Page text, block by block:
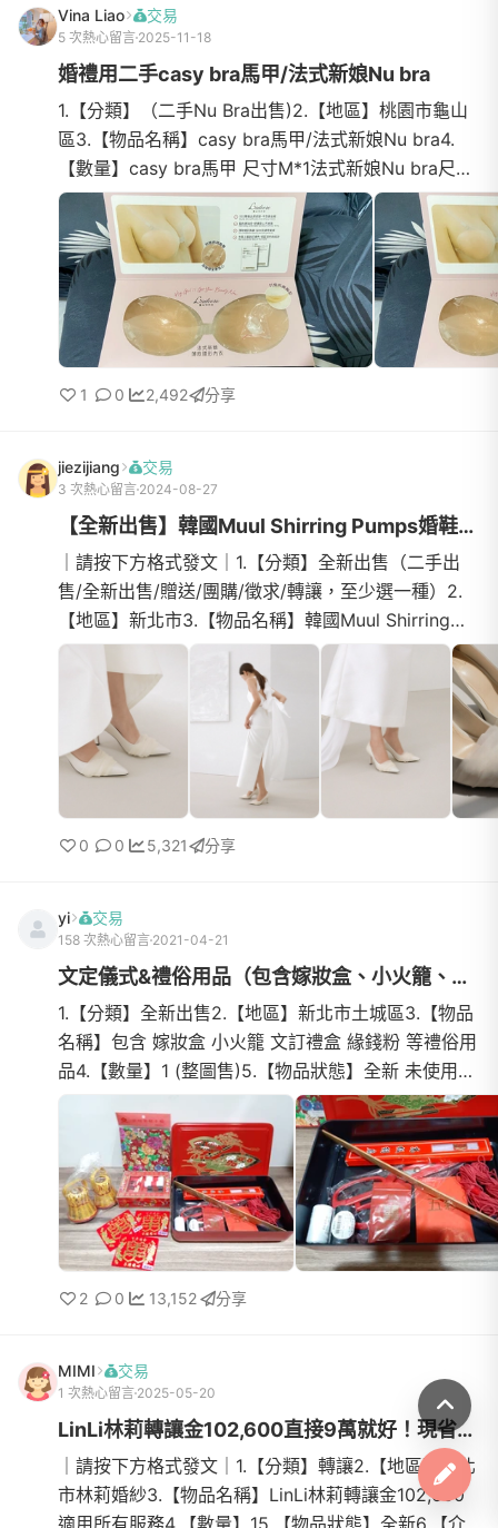
佈置】https://www.diydeco.com.tw/
Vina Liao 交易
5 次熱心留言 2025-11-18
婚禮用二手casy bra馬甲/法式新娘Nu bra
1.【分類】（二手Nu Bra出售)2.【地區】桃園市龜山
區3.【物品名稱】casy bra馬甲/法式新娘Nu bra4.
【數量】casy bra馬甲 尺寸M*1法式新娘Nu bra尺寸
B*1 , 尺寸D*15.【物品狀態】（九成新/二手）6.【介
紹】全部都只有...
1 0 2,492 分享
jiezijiang 交易
3 次熱心留言 2024-08-27
【全新出售】韓國Muul Shirring Pumps婚鞋(保留中)
｜請按下方格式發文｜1.【分類】全新出售（二手出
售/全新出售/贈送/團購/徵求/轉讓，至少選一種）2.
【地區】新北市3.【物品名稱】韓國Muul Shirring
Pumps婚鞋4.【數量】15.【物品狀態】全新僅試穿
（九成新/全新/二...
0 0 5,321 分享
yi 交易
158 次熱心留言 2021-04-21
文定儀式&禮俗用品（包含嫁妝盒、小火籠、文訂禮盒、緣錢粉等）
1.【分類】全新出售2.【地區】新北市土城區3.【物品
名稱】包含 嫁妝盒 小火籠 文訂禮盒 緣錢粉 等禮俗用
品4.【數量】1 (整圖售)5.【物品狀態】全新 未使用6.
【介紹】嫁妝盒／陪嫁備針線盒有個美好的寓意，即
祝福新娘家庭溫馨、幸福，做為人尊敬的巧手能幹新
娘。小火籠／結婚時，女方帶至男方家新婚放置在新
床旁四個月，以表示興旺。是象徵夫妻兩人到老還能
一起在火籠前取暖，有「白頭偕老」的意思，也因為
內
2 0 13,152 分享
MIMI 交易
1 次熱心留言 2025-05-20
LinLi林莉轉讓金102,600直接9萬就好！現省12,600，尋找有緣人！
｜請按下方格式發文｜1.【分類】轉讓2.【地區】台北
市林莉婚紗3.【物品名稱】LinLi林莉轉讓金102,600